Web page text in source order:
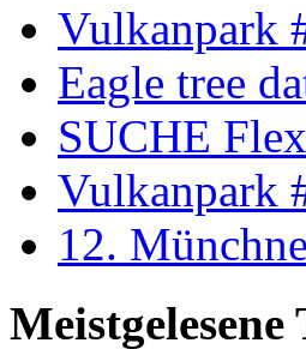
Vulkanpark
Eagle tree
SUCHE
Vulkanpark
12.
Meistgelesene